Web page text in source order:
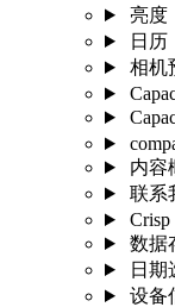
亮度
日历
相机
内容
联系
Crisp
数据
日期
设备